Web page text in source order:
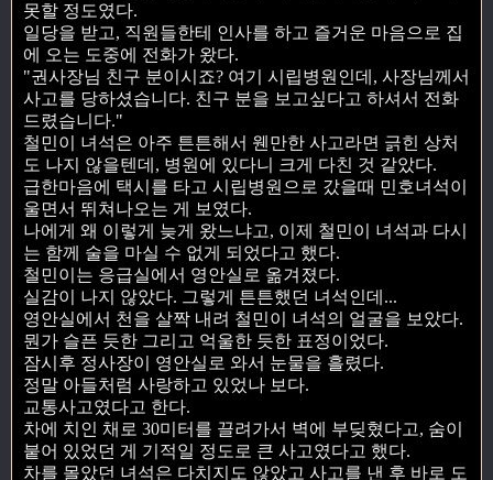
못할 정도였다.
일당을 받고, 직원들한테 인사를 하고 즐거운 마음으로 집
에 오는 도중에 전화가 왔다.
"권사장님 친구 분이시죠? 여기 시립병원인데, 사장님께서
사고를 당하셨습니다. 친구 분을 보고싶다고 하셔서 전화
드렸습니다."
철민이 녀석은 아주 튼튼해서 웬만한 사고라면 긁힌 상처
도 나지 않을텐데, 병원에 있다니 크게 다친 것 같았다.
급한마음에 택시를 타고 시립병원으로 갔을때 민호녀석이
울면서 뛰쳐나오는 게 보였다.
나에게 왜 이렇게 늦게 왔느냐고, 이제 철민이 녀석과 다시
는 함께 술을 마실 수 없게 되었다고 했다.
철민이는 응급실에서 영안실로 옮겨졌다.
실감이 나지 않았다. 그렇게 튼튼했던 녀석인데...
영안실에서 천을 살짝 내려 철민이 녀석의 얼굴을 보았다.
뭔가 슬픈 듯한 그리고 억울한 듯한 표정이었다.
잠시후 정사장이 영안실로 와서 눈물을 흘렸다.
정말 아들처럼 사랑하고 있었나 보다.
교통사고였다고 한다.
차에 치인 채로 30미터를 끌려가서 벽에 부딪혔다고, 숨이
붙어 있었던 게 기적일 정도로 큰 사고였다고 했다.
차를 몰았던 녀석은 다치지도 않았고 사고를 낸 후 바로 도